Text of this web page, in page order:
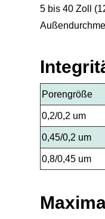
5 bis 40 Zoll
Porengröße
0,2/0,2 um
0,45/0,2 um
0,8/0,45 um